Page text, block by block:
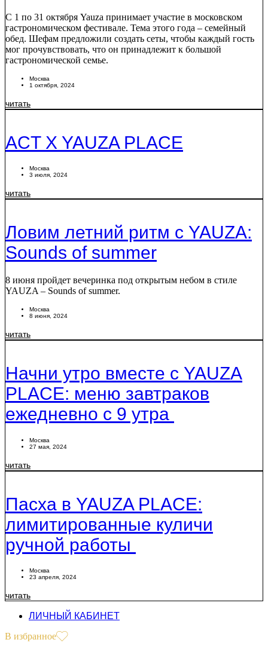
C 1 по 31 октября Yauza принимает участие в московском
гастрономическом фестивале. Тема этого года – семейный
обед. Шефам предложили создать сеты, чтобы каждый гость
мог прочувствовать, что он принадлежит к большой
гастрономической семье.
Москва
1 октября, 2024
читать
ACT X YAUZA PLACE
Москва
3 июля, 2024
читать
Ловим летний ритм с YAUZA:
Sounds of summer
8 июня пройдет вечеринка под открытым небом в стиле
YAUZA – Sounds of summer.
Москва
8 июня, 2024
читать
Начни утро вместе с YAUZA
PLACE: меню завтраков
ежедневно с 9 утра
Москва
27 мая, 2024
читать
Пасха в YAUZA PLACE:
лимитированные куличи
ручной работы
Москва
23 апреля, 2024
читать
ЛИЧНЫЙ КАБИНЕТ
В избранное